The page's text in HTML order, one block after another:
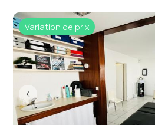
Variation de prix